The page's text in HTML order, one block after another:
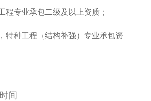
程专业承包二级及以上资质；
特种工程（结构补强）专业承包资
间